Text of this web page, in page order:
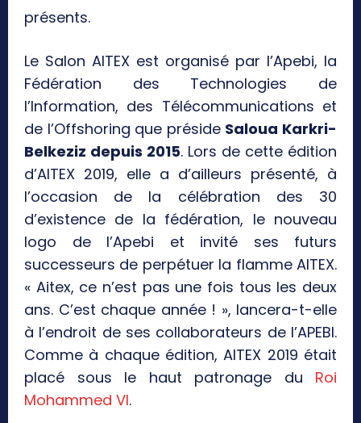
présents.
Le Salon AITEX est organisé par l’Apebi, la
Fédération des Technologies de
l’Information, des Télécommunications et
de l’Offshoring que préside Saloua Karkri-
Belkeziz depuis 2015. Lors de cette édition
d’AITEX 2019, elle a d’ailleurs présenté, à
l’occasion de la célébration des 30
d’existence de la fédération, le nouveau
logo de l’Apebi et invité ses futurs
successeurs de perpétuer la flamme AITEX.
« Aitex, ce n’est pas une fois tous les deux
ans. C’est chaque année ! », lancera-t-elle
à l’endroit de ses collaborateurs de l’APEBI.
Comme à chaque édition, AITEX 2019 était
placé sous le haut patronage du Roi
Mohammed VI.